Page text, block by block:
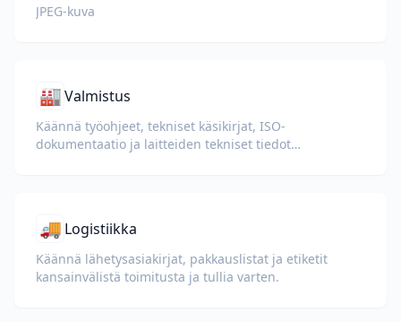
JPEG-kuva
🏭Valmistus
Käännä työohjeet, tekniset käsikirjat, ISO-
dokumentaatio ja laitteiden tekniset tiedot
🚚 Logistiikka
Käännä lähetysasiakirjat, pakkauslistat ja etiketit
kansainvälistä toimitusta ja tullia varten.